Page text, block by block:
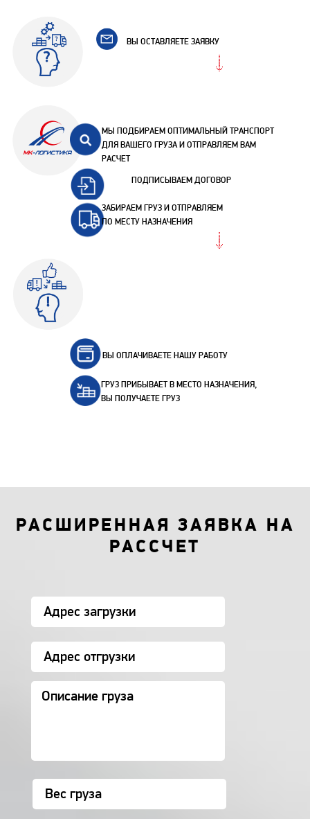
ВЫ ОСТАВЛЯЕТЕ ЗАЯВКУ
МЫ ПОДБИРАЕМ ОПТИМАЛЬНЫЙ ТРАНСПОРТ
ДЛЯ ВАШЕГО ГРУЗА И ОТПРАВЛЯЕМ ВАМ
РАСЧЕТ
ПОДПИСЫВАЕМ ДОГОВОР
ЗАБИРАЕМ ГРУЗ И ОТПРАВЛЯЕМ
ПО МЕСТУ НАЗНАЧЕНИЯ
ВЫ ОПЛАЧИВАЕТЕ НАШУ РАБОТУ
ГРУЗ ПРИБЫВАЕТ В МЕСТО НАЗНАЧЕНИЯ,
ВЫ ПОЛУЧАЕТЕ ГРУЗ
РАСШИРЕННАЯ ЗАЯВКА НА
РАССЧЕТ